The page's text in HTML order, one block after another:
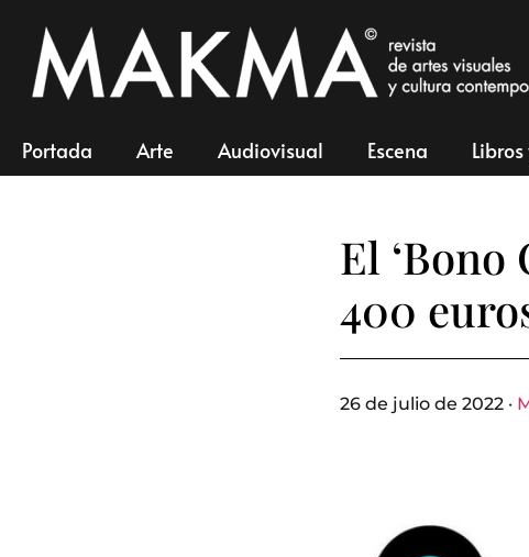
Portada Arte Audiovisual Escena
El ‘Bono
400
26 de julio de 2022 ·